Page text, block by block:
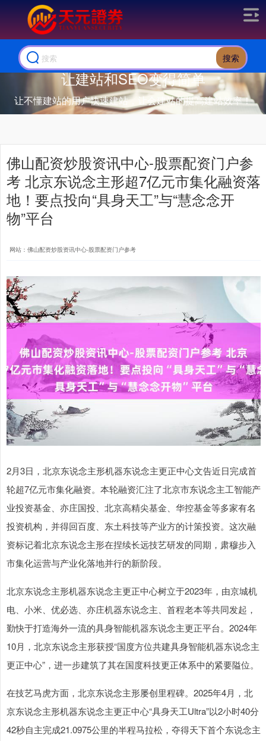
搜索
让建站和SEO变得简单
让不懂建站的用户快速建站，让会建站的提高建站效率！
佛山配资炒股资讯中心-股票配资门户参
考 北京东说念主形超7亿元市集化融资落
地！要点投向“具身天工”与“慧念念开
物”平台
网站：佛山配资炒股资讯中心-股票配资门户参考
2月3日，北京东说念主形机器东说念主更正中心文告近日完成首
轮超7亿元市集化融资。本轮融资汇注了北京市东说念主工智能产
业投资基金、亦庄国投、北京高精尖基金、华控基金等多家有名
投资机构，并得回百度、东土科技等产业方的计策投资。这次融
资标记着北京东说念主形在捏续长远技艺研发的同期，肃穆步入
市集化运营与产业化落地并行的新阶段。
北京东说念主形机器东说念主更正中心树立于2023年，由京城机
电、小米、优必选、亦庄机器东说念主、首程老本等共同发起，
勤快于打造海外一流的具身智能机器东说念主更正平台。2024年
10月，北京东说念主形获授“国度方位共建具身智能机器东说念主
更正中心”，进一步建筑了其在国度科技更正体系中的紧要隘位。
在技艺马虎方面，北京东说念主形屡创里程碑。2025年4月，北
京东说念主形机器东说念主更正中心“具身天工Ultra”以2小时40分
42秒自主完成21.0975公里的半程马拉松，夺得天下首个东说念主